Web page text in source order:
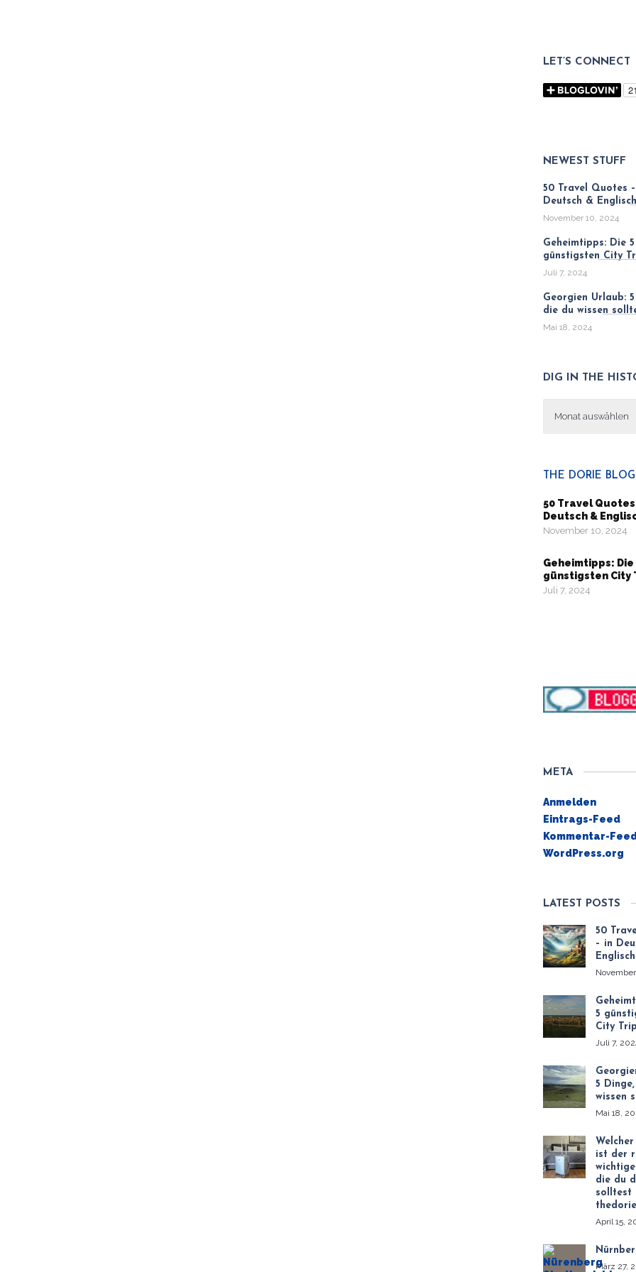
LET’S CONNECT
NEWEST STUFF
50 Travel Quotes
Deutsch & Englisch
November 10, 2024
Geheimtipps: Die 5
günstigsten City
Juli 7, 2024
Georgien Urlaub:
die du wissen
Mai 18, 2024
DIG IN THE
THE DORIE BLOG
50 Travel Quotes
Deutsch &
November 10, 2024
Geheimtipps: Die
günstigsten City
Juli 7, 2024
META
Anmelden
Eintrags-Feed
Kommentar-
WordPress.org
LATEST POSTS
50
– in
Englisch
5
City
Juli 7,
5
wissen
Mai 18,
ist der
die du
solltest
thedorie
April 15,
März 27,